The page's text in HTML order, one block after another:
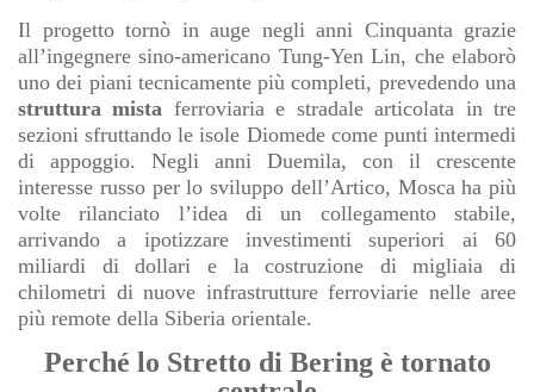
Il progetto tornò in auge negli anni Cinquanta grazie
all’ingegnere sino-americano Tung-Yen Lin, che elaborò
uno dei piani tecnicamente più completi, prevedendo una
struttura mista ferroviaria e stradale articolata in tre
sezioni sfruttando le isole Diomede come punti intermedi
di appoggio. Negli anni Duemila, con il crescente
interesse russo per lo sviluppo dell’Artico, Mosca ha più
volte rilanciato l’idea di un collegamento stabile,
arrivando a ipotizzare investimenti superiori ai 60
miliardi di dollari e la costruzione di migliaia di
chilometri di nuove infrastrutture ferroviarie nelle aree
più remote della Siberia orientale.
Perché lo Stretto di Bering è tornato